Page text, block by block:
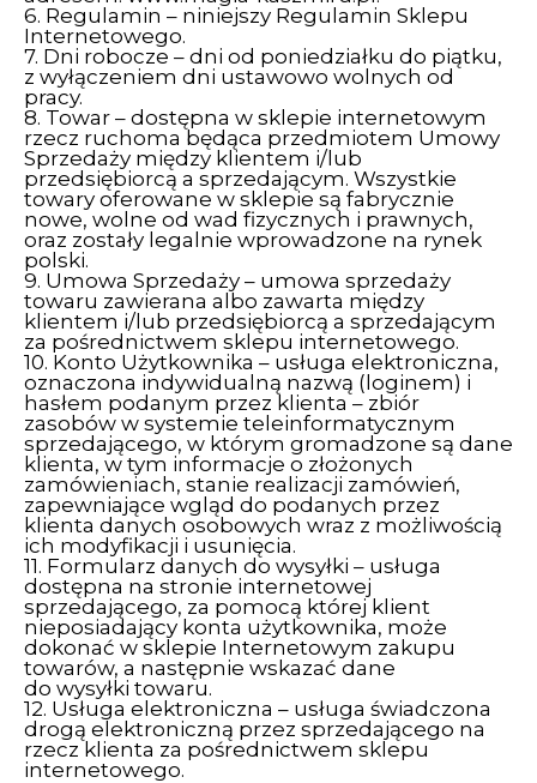
6. Regulamin – niniejszy Regulamin Sklepu
Internetowego.
7. Dni robocze – dni od poniedziałku do piątku,
z wyłączeniem dni ustawowo wolnych od
pracy.
8. Towar – dostępna w sklepie internetowym
rzecz ruchoma będąca przedmiotem Umowy
Sprzedaży między klientem i/lub
przedsiębiorcą a sprzedającym. Wszystkie
towary oferowane w sklepie są fabrycznie
nowe, wolne od wad fizycznych i prawnych,
oraz zostały legalnie wprowadzone na rynek
polski.
9. Umowa Sprzedaży – umowa sprzedaży
towaru zawierana albo zawarta między
klientem i/lub przedsiębiorcą a sprzedającym
za pośrednictwem sklepu internetowego.
10. Konto Użytkownika – usługa elektroniczna,
oznaczona indywidualną nazwą (loginem) i
hasłem podanym przez klienta – zbiór
zasobów w systemie teleinformatycznym
sprzedającego, w którym gromadzone są dane
klienta, w tym informacje o złożonych
zamówieniach, stanie realizacji zamówień,
zapewniające wgląd do podanych przez
klienta danych osobowych wraz z możliwością
ich modyfikacji i usunięcia.
11. Formularz danych do wysyłki – usługa
dostępna na stronie internetowej
sprzedającego, za pomocą której klient
nieposiadający konta użytkownika, może
dokonać w sklepie Internetowym zakupu
towarów, a następnie wskazać dane
do wysyłki towaru.
12. Usługa elektroniczna – usługa świadczona
drogą elektroniczną przez sprzedającego na
rzecz klienta za pośrednictwem sklepu
internetowego.